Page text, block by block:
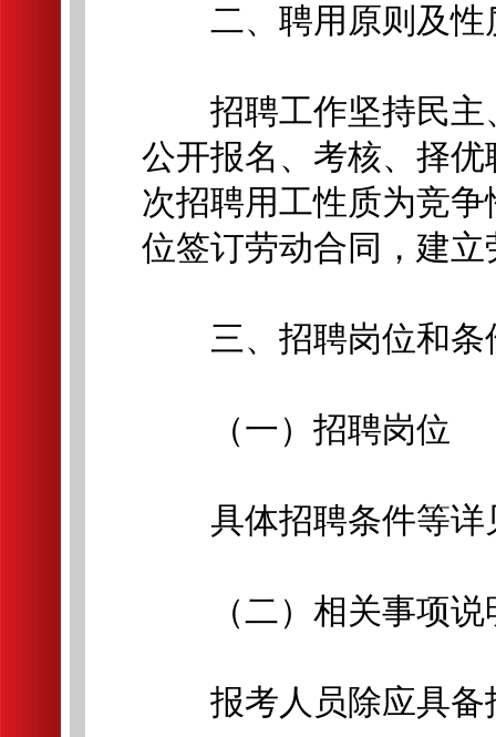
二、聘用原则及性
招聘工作坚持民主
公开报名、考核、择
次招聘用工性质为竞
位签订劳动合同，建立
三、招聘岗位和条
（一）招聘岗位
具体招聘条件等详
（二）相关事项说
报考人员除应具备